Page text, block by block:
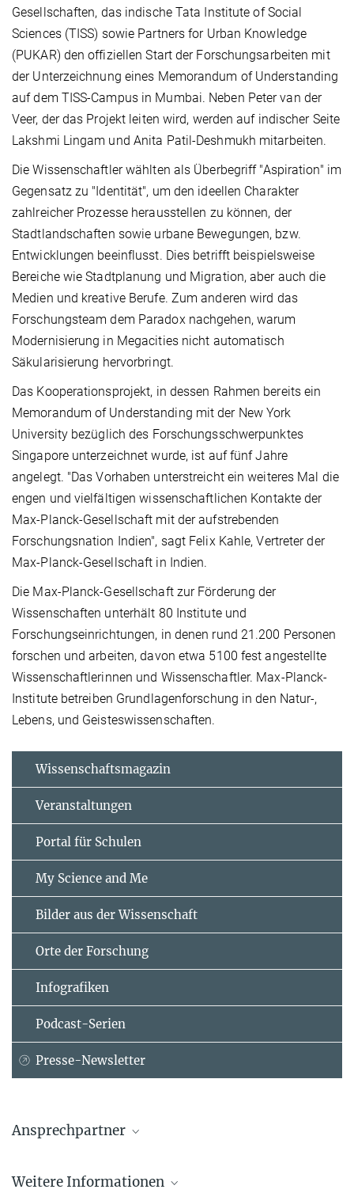
Gesellschaften, das indische Tata Institute of Social
Sciences (TISS) sowie Partners for Urban Knowledge
(PUKAR) den offiziellen Start der Forschungsarbeiten mit
der Unterzeichnung eines Memorandum of Understanding
auf dem TISS-Campus in Mumbai. Neben Peter van der
Veer, der das Projekt leiten wird, werden auf indischer Seite
Lakshmi Lingam und Anita Patil-Deshmukh mitarbeiten.
Die Wissenschaftler wählten als Überbegriff "Aspiration" im
Gegensatz zu "Identität", um den ideellen Charakter
zahlreicher Prozesse herausstellen zu können, der
Stadtlandschaften sowie urbane Bewegungen, bzw.
Entwicklungen beeinflusst. Dies betrifft beispielsweise
Bereiche wie Stadtplanung und Migration, aber auch die
Medien und kreative Berufe. Zum anderen wird das
Forschungsteam dem Paradox nachgehen, warum
Modernisierung in Megacities nicht automatisch
Säkularisierung hervorbringt.
Das Kooperationsprojekt, in dessen Rahmen bereits ein
Memorandum of Understanding mit der New York
University bezüglich des Forschungsschwerpunktes
Singapore unterzeichnet wurde, ist auf fünf Jahre
angelegt. "Das Vorhaben unterstreicht ein weiteres Mal die
engen und vielfältigen wissenschaftlichen Kontakte der
Max-Planck-Gesellschaft mit der aufstrebenden
Forschungsnation Indien", sagt Felix Kahle, Vertreter der
Max-Planck-Gesellschaft in Indien.
Die Max-Planck-Gesellschaft zur Förderung der
Wissenschaften unterhält 80 Institute und
Forschungseinrichtungen, in denen rund 21.200 Personen
forschen und arbeiten, davon etwa 5100 fest angestellte
Wissenschaftlerinnen und Wissenschaftler. Max-Planck-
Institute betreiben Grundlagenforschung in den Natur-,
Lebens, und Geisteswissenschaften.
Wissenschaftsmagazin
Veranstaltungen
Portal für Schulen
My Science and Me
Bilder aus der Wissenschaft
Orte der Forschung
Infografiken
Podcast-Serien
Presse-Newsletter
Ansprechpartner
Repräsentant der Max-Planck-Gesellschaft in Indien, c/o Deutsche
Weitere Informationen